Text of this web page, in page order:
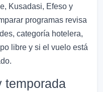
Kusadasi, Efeso y
programas revisa
categoría hotelera,
libre y si el vuelo está
temporada